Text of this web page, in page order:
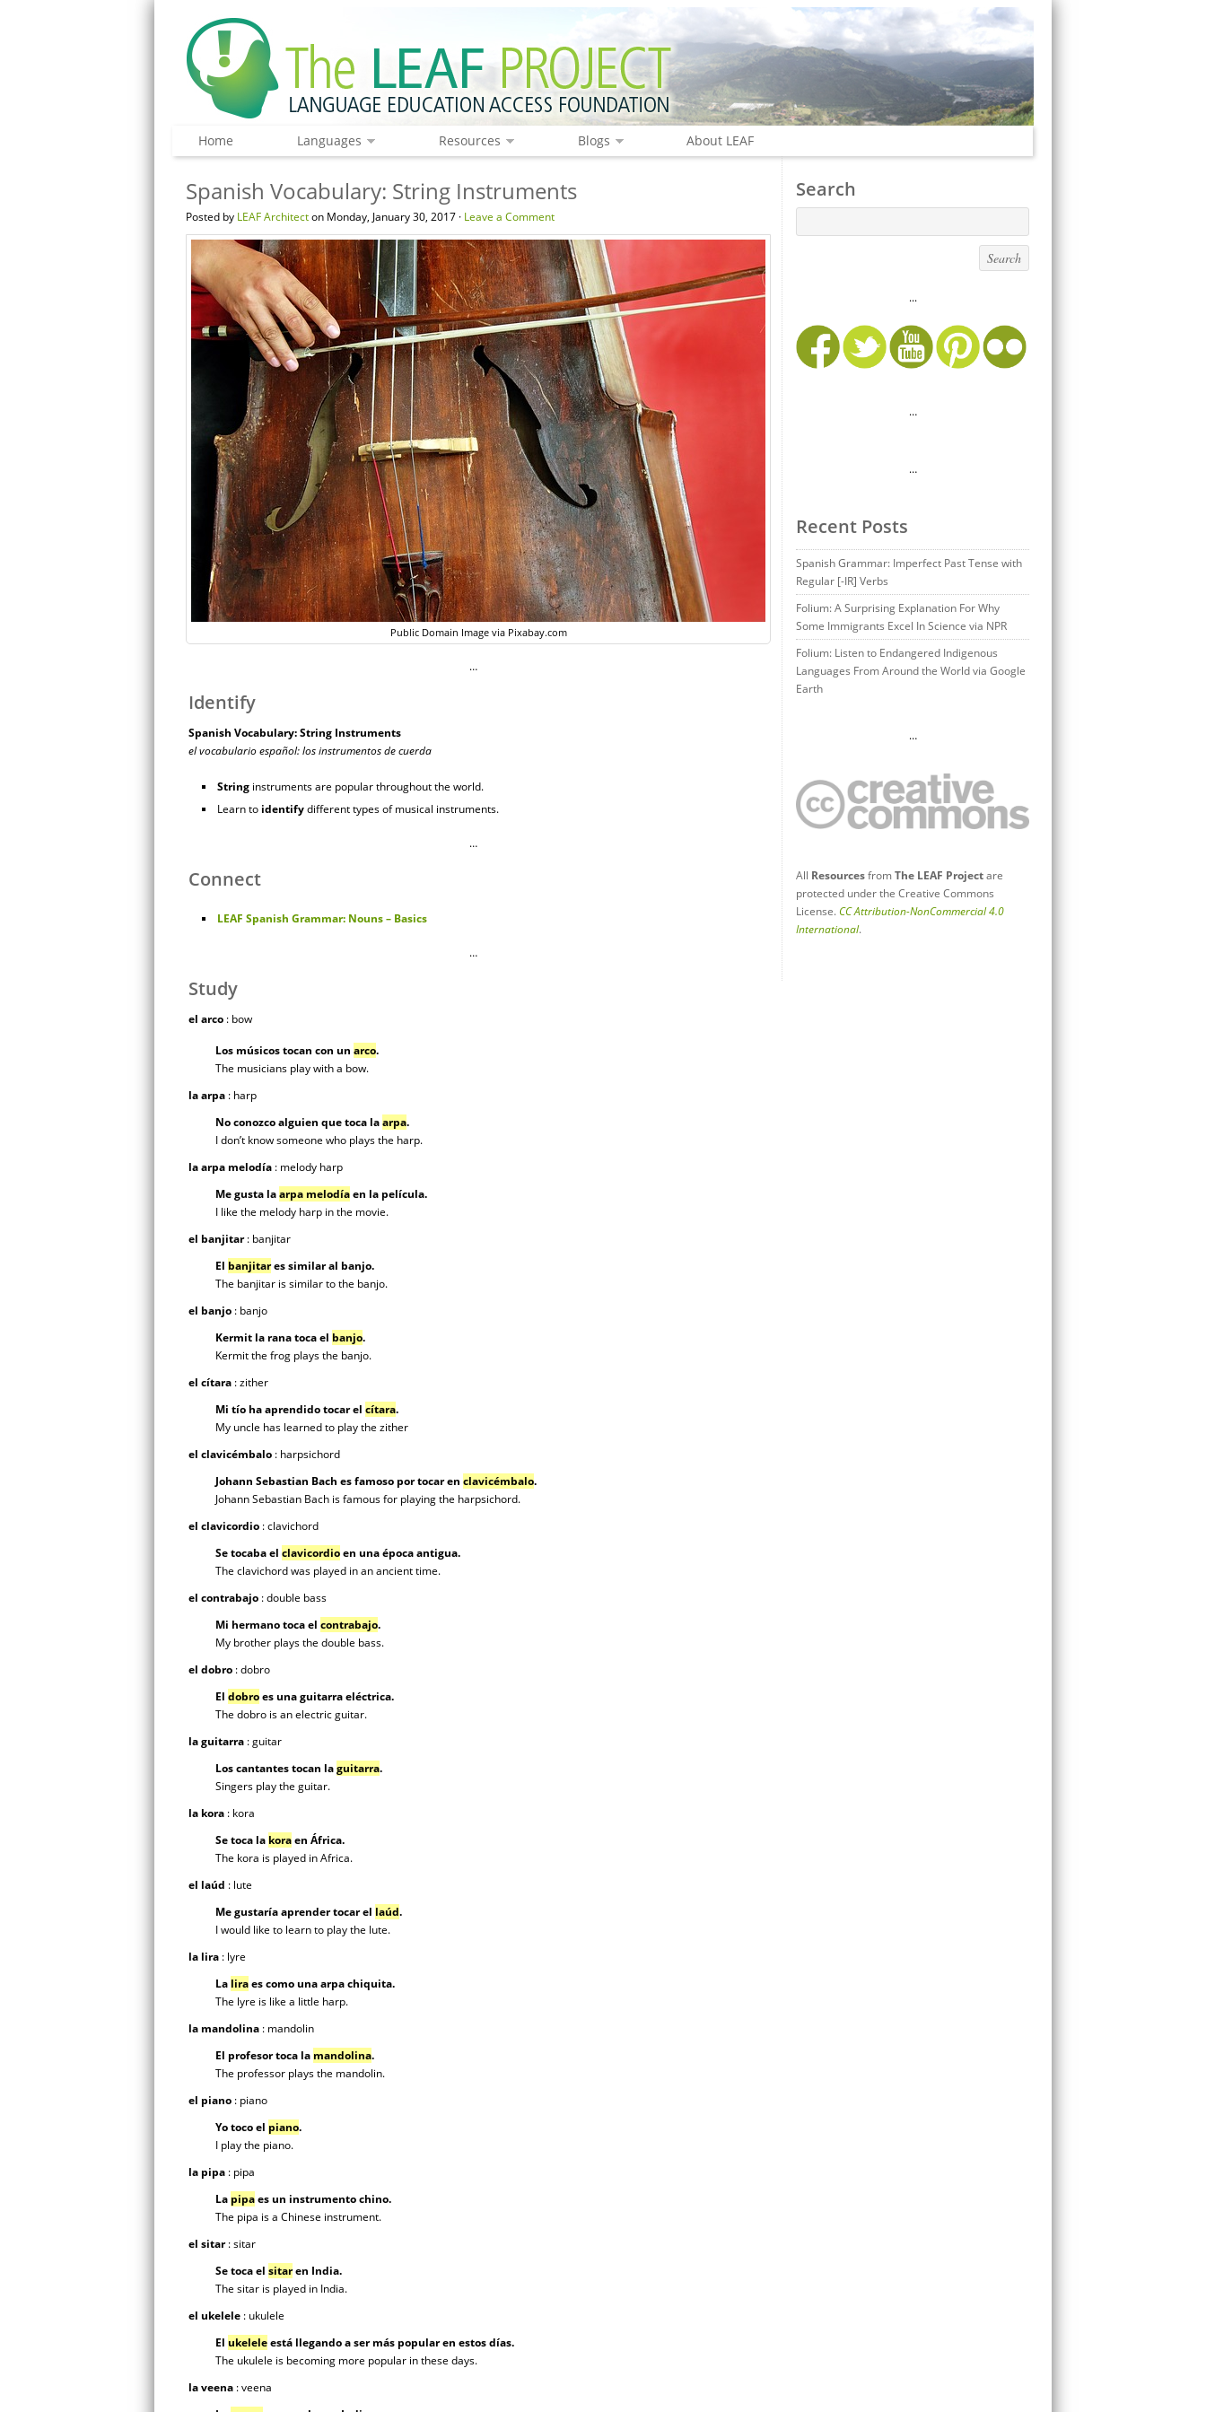
Home Languages Resources Blogs About LEAF
Spanish Vocabulary: String Instruments
Posted by LEAF Architecton Monday, January 30, 2017 · Leave a Comment
Public Domain Image via Pixabay.com
…
Identify
Spanish Vocabulary: String Instruments
el vocabulario español: los instrumentos de cuerda
String instruments are popular throughout the world.
Learn to identifydifferent types of musical instruments.
…
Connect
LEAF Spanish Grammar: Nouns – Basics
…
Study
el arco : bow
Los músicos tocan con un arco.
The musicians play with a bow.
la arpa : harp
No conozco alguien que toca laarpa.
I don’t know someone who plays the harp.
la arpa melodía : melody harp
Me gusta laarpa melodíaen la película.
I like the melody harp in the movie.
el banjitar: banjitar
El banjitares similar al banjo.
The banjitar is similar to the banjo.
el banjo : banjo
Kermit la rana toca el banjo.
Kermit the frog plays the banjo.
el cítara : zither
Mi tío ha aprendido tocar el cítara.
My uncle has learned to play the zither
el clavicémbalo : harpsichord
Johann Sebastian Bach es famoso por tocar en clavicémbalo.
Johann Sebastian Bach is famous for playing the harpsichord.
el clavicordio : clavichord
Se tocaba el clavicordioen una época antigua.
The clavichord was played in an ancient time.
el contrabajo : double bass
Mi hermano toca el contrabajo.
My brother plays the double bass.
el dobro : dobro
El dobroes una guitarra eléctrica.
The dobro is an electric guitar.
la guitarra : guitar
Los cantantes tocan laguitarra.
Singers play the guitar.
la kora : kora
Se toca la koraen África.
The kora is played in Africa.
el laúd : lute
Me gustaría aprender tocar el laúd.
I would like to learn to play the lute.
la lira : lyre
La liraes como una arpa chiquita.
The lyre is like a little harp.
la mandolina : mandolin
El profesor toca la mandolina.
The professor plays the mandolin.
el piano : piano
Yo toco el piano.
I play the piano.
la pipa : pipa
La pipaes un instrumento chino.
The pipa is a Chinese instrument.
el sitar: sitar
Se toca el sitaren India.
The sitar is played in India.
el ukelele : ukulele
El ukeleleestá llegando a ser más popular en estos días.
The ukulele is becoming more popular in these days.
la veena : veena
Search
...
…
…
Recent Posts
Spanish Grammar: Imperfect Past Tense with
Regular [-IR] Verbs
Folium: A Surprising Explanation For Why
Some Immigrants Excel In Science via NPR
Folium: Listen to Endangered Indigenous
Languages From Around the World via Google
Earth
…
All ResourcesfromThe LEAF Projectare
protected under the Creative Commons
License.CC Attribution-NonCommercial 4.0
International.